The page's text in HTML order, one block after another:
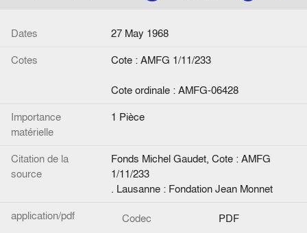
Dates
27 May 1968
Cotes
Cote : AMFG 1/11/233
Cote ordinale : AMFG-06428
Importance
matérielle
1 Pièce
Citation de la
source
Fonds Michel Gaudet, Cote : AMFG
1/11/233
. Lausanne : Fondation Jean Monnet
application/pdf
Codec
PDF